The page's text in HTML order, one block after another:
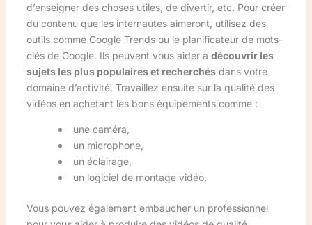
d’enseigner des choses utiles, de divertir, etc. Pour créer
du contenu que les internautes aimeront, utilisez des
outils comme Google Trends ou le planificateur de mots-
clés de Google. Ils peuvent vous aider à découvrir les
sujets les plus populaires et recherchésdans votre
domaine d’activité. Travaillez ensuite sur la qualité des
vidéos en achetant les bons équipements comme :
une caméra,
un microphone,
un éclairage,
un logiciel de montage vidéo.
Vous pouvez également embaucher un professionnel